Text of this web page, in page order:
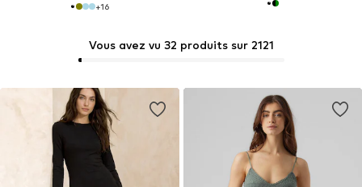
+16
Vous avez vu 32 produits sur 2121